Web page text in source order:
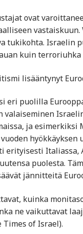
ovat
tukikohta. Israelin
kuin terroriuhka
lisääntynyt
eri puolilla
valaiseminen
ja
erityisesti Italiassa,
puolesta.
jännitteitä
kuinka
ne vaikuttavat
Times of Israel).